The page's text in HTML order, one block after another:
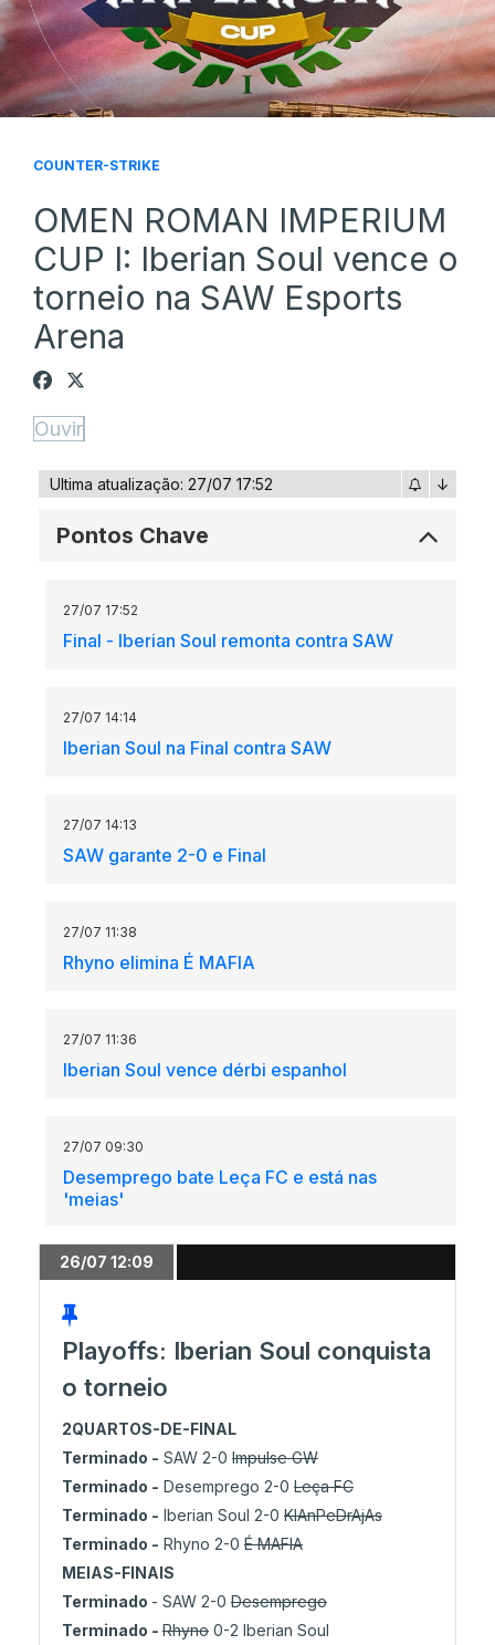
COUNTER-STRIKE
OMEN ROMAN IMPERIUM
CUP I: Iberian Soul vence o
torneio na SAW Esports
Arena
Ouvir
Ultima atualização: 27/07 17:52 ↓
Pontos Chave
27/07 17:52
Final - Iberian Soul remonta contra SAW
27/07 14:14
Iberian Soul na Final contra SAW
27/07 14:13
SAW garante 2-0 e Final
27/07 11:38
Rhyno elimina É MAFIA
27/07 11:36
Iberian Soul vence dérbi espanhol
27/07 09:30
Desemprego bate Leça FC e está nas
'meias'
27/07 09:13
SAW vence Impulse GW em maratona
27/07 09:10
26/07 19:10
Decider: GANGUE DA GANGA 0-1 É MAFIA
26/07 17:23
Qualificação: SAW garante playoffs
26/07 12:09
Playoffs: Iberian Soul conquista
o torneio
2QUARTOS-DE-FINAL
Terminado - SAW 2-0 Impulse GW
Terminado - Desemprego 2-0 Leça FC
Terminado - Iberian Soul 2-0 KlAnPeDrAjAs
Terminado - Rhyno 2-0 É MAFIA
MEIAS-FINAIS
Terminado - SAW 2-0 Desemprego
Terminado - Rhyno 0-2 Iberian Soul